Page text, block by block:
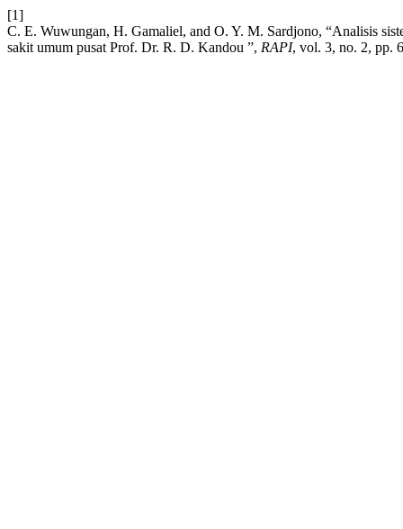
[1]
C. E. Wuwungan, H. Gamaliel, and O. Y. M. Sardjono, “Analisis
sakit umum pusat Prof. Dr. R. D. Kandou ”, RAPI, vol. 3, no. 2, pp.